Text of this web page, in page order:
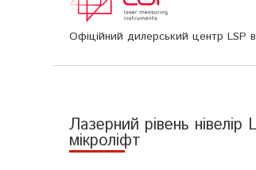
Офіційний дилерський центр LSP в
Лазерний рівень
мікроліфт